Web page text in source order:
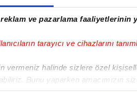
ve pazarlama faaliyetlerinin
tarayıcı ve cihazlarını
vermeniz halinde sizlere özel
Bunu yaparken amacımızın